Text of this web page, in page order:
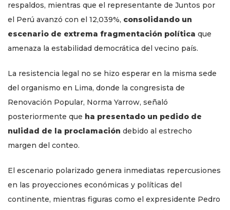
respaldos, mientras que el representante de Juntos por
el Perú avanzó con el 12,039%, consolidando un
escenario de extrema fragmentación política que
amenaza la estabilidad democrática del vecino país.
La resistencia legal no se hizo esperar en la misma sede
del organismo en Lima, donde la congresista de
Renovación Popular, Norma Yarrow, señaló
posteriormente que ha presentado un pedido de
nulidad de la proclamación debido al estrecho
margen del conteo.
El escenario polarizado genera inmediatas repercusiones
en las proyecciones económicas y políticas del
continente, mientras figuras como el expresidente Pedro